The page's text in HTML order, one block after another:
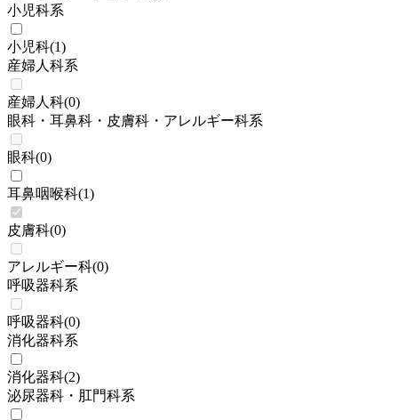
小児科系
小児科(1)
産婦人科系
産婦人科(0)
眼科・耳鼻科・皮膚科・アレルギー科系
眼科(0)
耳鼻咽喉科(1)
皮膚科(0)
アレルギー科(0)
呼吸器科系
呼吸器科(0)
消化器科系
消化器科(2)
泌尿器科・肛門科系